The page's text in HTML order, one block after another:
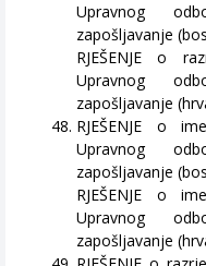
Upravnog
zapošljavanje
RJEŠENJE o
Upravnog
zapošljavanje
RJEŠENJE o
Upravnog
zapošljavanje
RJEŠENJE o
Upravnog
zapošljavanje